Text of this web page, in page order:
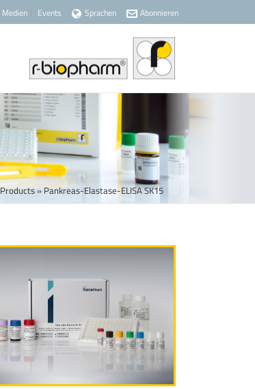
Medien Events Sprachen Abonnieren
Products» Pankreas-Elastase-ELISA SK15